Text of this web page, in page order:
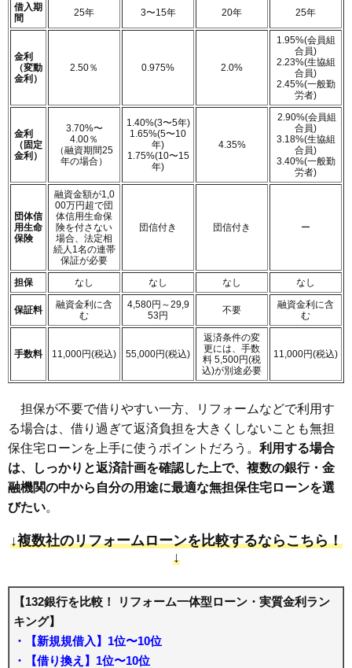
借入期
間
25年 3〜15年 20年 25年
金利
（変動
金利）
2.50％ 0.975% 2.0%
1.95%(会員組
合員)
2.23%(生協組
合員)
2.45%(一般勤
労者)
金利
（固定
金利）
3.70%〜
4.00％
（融資期間25
年の場合）
1.40%(3〜5年)
1.65%(5〜10
年)
1.75%(10〜15
年)
4.35%
2.90%(会員組
合員)
3.18%(生協組
合員)
3.40%(一般勤
労者)
団体信
用生命
保険
融資金額が1,0
00万円超で団
体信用生命保
険を付さない
場合、法定相
続人1名の連帯
保証が必要
団信付き 団信付き ー
担保 なし なし なし なし
保証料
融資金利に含
む
4,580円～29,9
53円
不要
融資金利に含
む
手数料 11,000円(税込) 55,000円(税込)
返済条件の変
更には、手数
料 5,500円(税
込)が別途必要
11,000円(税込)
担保が不要で借りやすい一方、リフォームなどで利用す
る場合は、借り過ぎて返済負担を大きくしないことも無担
保住宅ローンを上手に使うポイントだろう。 利用する場合
は、しっかりと返済計画を確認した上で、複数の銀行・金
融機関の中から自分の用途に最適な無担保住宅ローンを選
びたい。
↓複数社のリフォームローンを比較するならこちら！
↓
【132銀行を比較！ リフォーム一体型ローン・実質金利ラン
キング】
・【新規規借入】1位〜10位
・【借り換え】1位〜10位